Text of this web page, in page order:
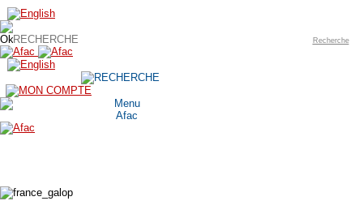
Recherche